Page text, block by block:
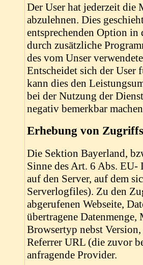
Der User hat jederzeit die
abzulehnen. Dies
entsprechenden Option in
durch zusätzliche
des vom Unser
Entscheidet sich der User
kann dies den
bei der Nutzung der
negativ bemerkbar
Erhebung von
Die Sektion Bayerland,
Sinne des Art. 6 Abs.
auf den Server, auf dem
Serverlogfiles). Zu den
abgerufenen Webseite,
übertragene
Browsertyp nebst
Referrer URL (die zuvor
anfragende Provider.